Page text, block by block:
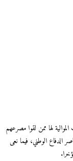
لها ممن لقوا مصرعهم
الوطني، فيما نعى